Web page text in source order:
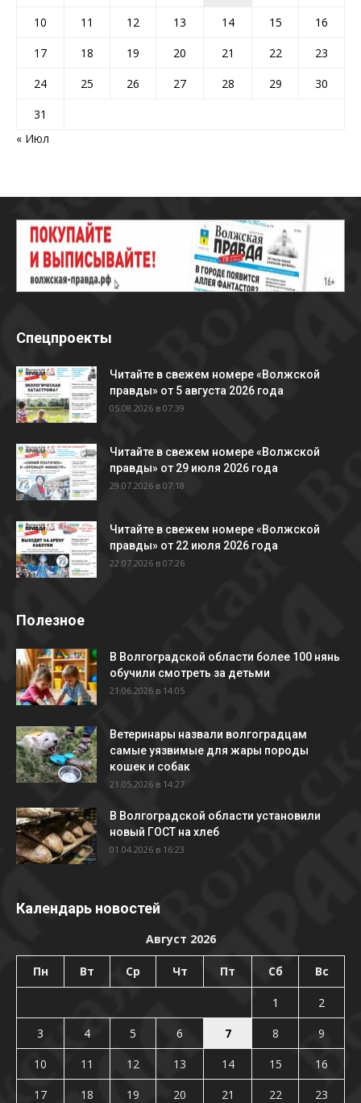
10
11 12 13 14 15
16
17
18 19 20 21 22
23
24
25 26 27 28 29
30
31
« Июл
Спецпроекты
Читайте в свежем номере «Волжской
правды» от 5 августа 2026 года
05.08.2026 в 07:39
Читайте в свежем номере «Волжской
правды» от 29 июля 2026 года
29.07.2026 в 07:18
Читайте в свежем номере «Волжской
правды» от 22 июля 2026 года
22.07.2026 в 07:26
Полезное
В Волгоградской области более 100 нянь
обучили смотреть за детьми
21.06.2026 в 14:05
Ветеринары назвали волгоградцам
самые уязвимые для жары породы
кошек и собак
21.05.2026 в 14:27
В Волгоградской области установили
новый ГОСТ на хлеб
01.04.2026 в 16:23
Календарь новостей
Август 2026
Пн Вт Ср Чт Пт Сб Вс
1
2
3
4 5 6 7 8
9
10
11 12 13 14 15
16
17
18 19 20 21 22
23